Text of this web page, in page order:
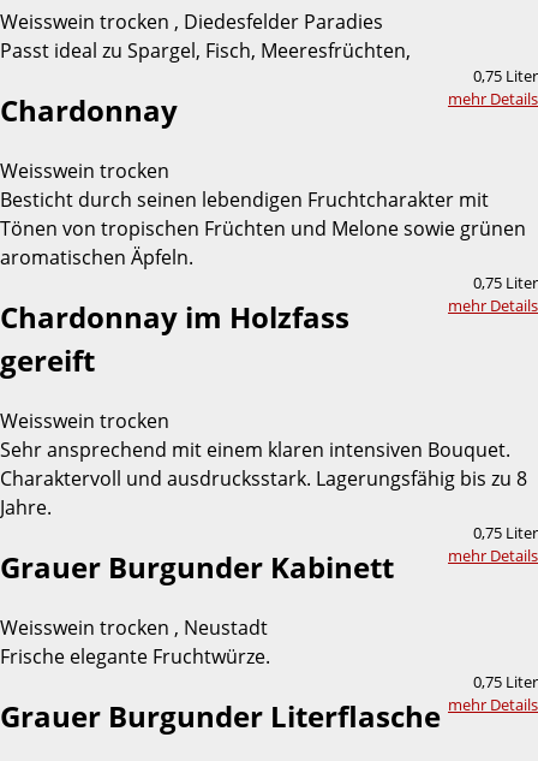
Weisswein trocken , Diedesfelder Paradies
Passt ideal zu Spargel, Fisch, Meeresfrüchten,
0,75 Liter
mehr Details
Chardonnay
Weisswein trocken
Besticht durch seinen lebendigen Fruchtcharakter mit
Tönen von tropischen Früchten und Melone sowie grünen
aromatischen Äpfeln.
0,75 Liter
mehr Details
Chardonnay im Holzfass
gereift
Weisswein trocken
Sehr ansprechend mit einem klaren intensiven Bouquet.
Charaktervoll und ausdrucksstark. Lagerungsfähig bis zu 8
Jahre.
0,75 Liter
mehr Details
Grauer Burgunder Kabinett
Weisswein trocken , Neustadt
Frische elegante Fruchtwürze.
0,75 Liter
mehr Details
Grauer Burgunder Literflasche